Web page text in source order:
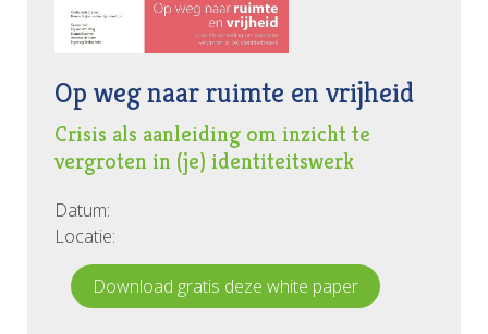
Op weg naar ruimte en vrijheid
Crisis als aanleiding om inzicht te
vergroten in (je) identiteitswerk
Datum:
Locatie:
Download gratis deze white paper